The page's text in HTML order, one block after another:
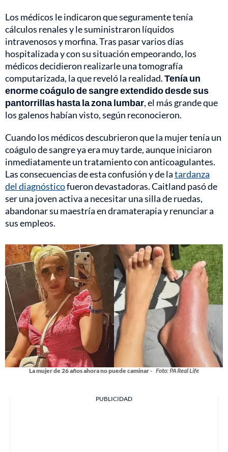
Los médicos le indicaron que seguramente tenía
cálculos renales y le suministraron líquidos
intravenosos y morfina. Tras pasar varios días
hospitalizada y con su situación empeorando, los
médicos decidieron realizarle una tomografía
computarizada, la que reveló la realidad.Tenía un
enorme coágulo de sangre extendido desde sus
pantorrillas hasta la zona lumbar, el más grande que
los galenos habían visto, según reconocieron.
Cuando los médicos descubrieron que la mujer tenía un
coágulo de sangre ya era muy tarde, aunque iniciaron
inmediatamente un tratamiento con anticoagulantes.
Las consecuencias de esta confusión y de latardanza
del diagnósticofueron devastadoras. Caitland pasó de
ser una joven activa a necesitar una silla de ruedas,
abandonar su maestría en dramaterapia y renunciar a
sus empleos.
La mujer de 26 años ahora no puede caminar - Foto: PA Real Life
PUBLICIDAD